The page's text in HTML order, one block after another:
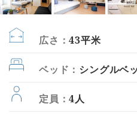
広さ：43平米
ベッド： シングルベ
定員：4人